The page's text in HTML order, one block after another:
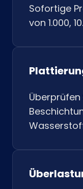
Sofortige
von 1.000,